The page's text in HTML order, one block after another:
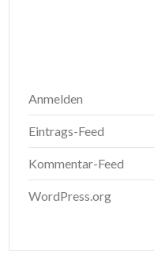
Anmelden
Eintrags-Feed
Kommentar-Feed
WordPress.org